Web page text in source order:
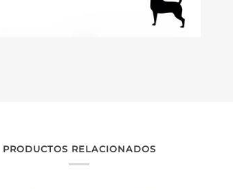
PRODUCTOS RELACIONADOS